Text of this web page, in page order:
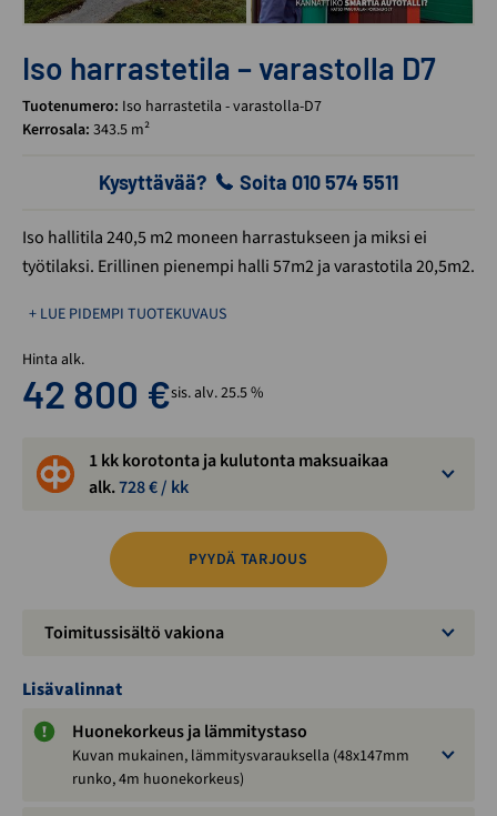
Iso harrastetila – varastolla D7
Tuotenumero: Iso harrastetila - varastolla-D7
Kerrosala: 343.5 m²
Kysyttävää? Soita 010 574 5511
Iso hallitila 240,5 m2 moneen harrastukseen ja miksi ei
työtilaksi. Erillinen pienempi halli 57m2 ja varastotila 20,5m2.
+ LUE PIDEMPI TUOTEKUVAUS
Hinta alk.
42 800 €sis. alv. 25.5 %
1 kk korotonta ja kulutonta maksuaikaa
alk.728€ / kk
PYYDÄ TARJOUS
Toimitussisältö vakiona
Lisävalinnat
Huonekorkeus ja lämmitystaso
Kuvan mukainen, lämmitysvarauksella (48x147mm
runko, 4m huonekorkeus)